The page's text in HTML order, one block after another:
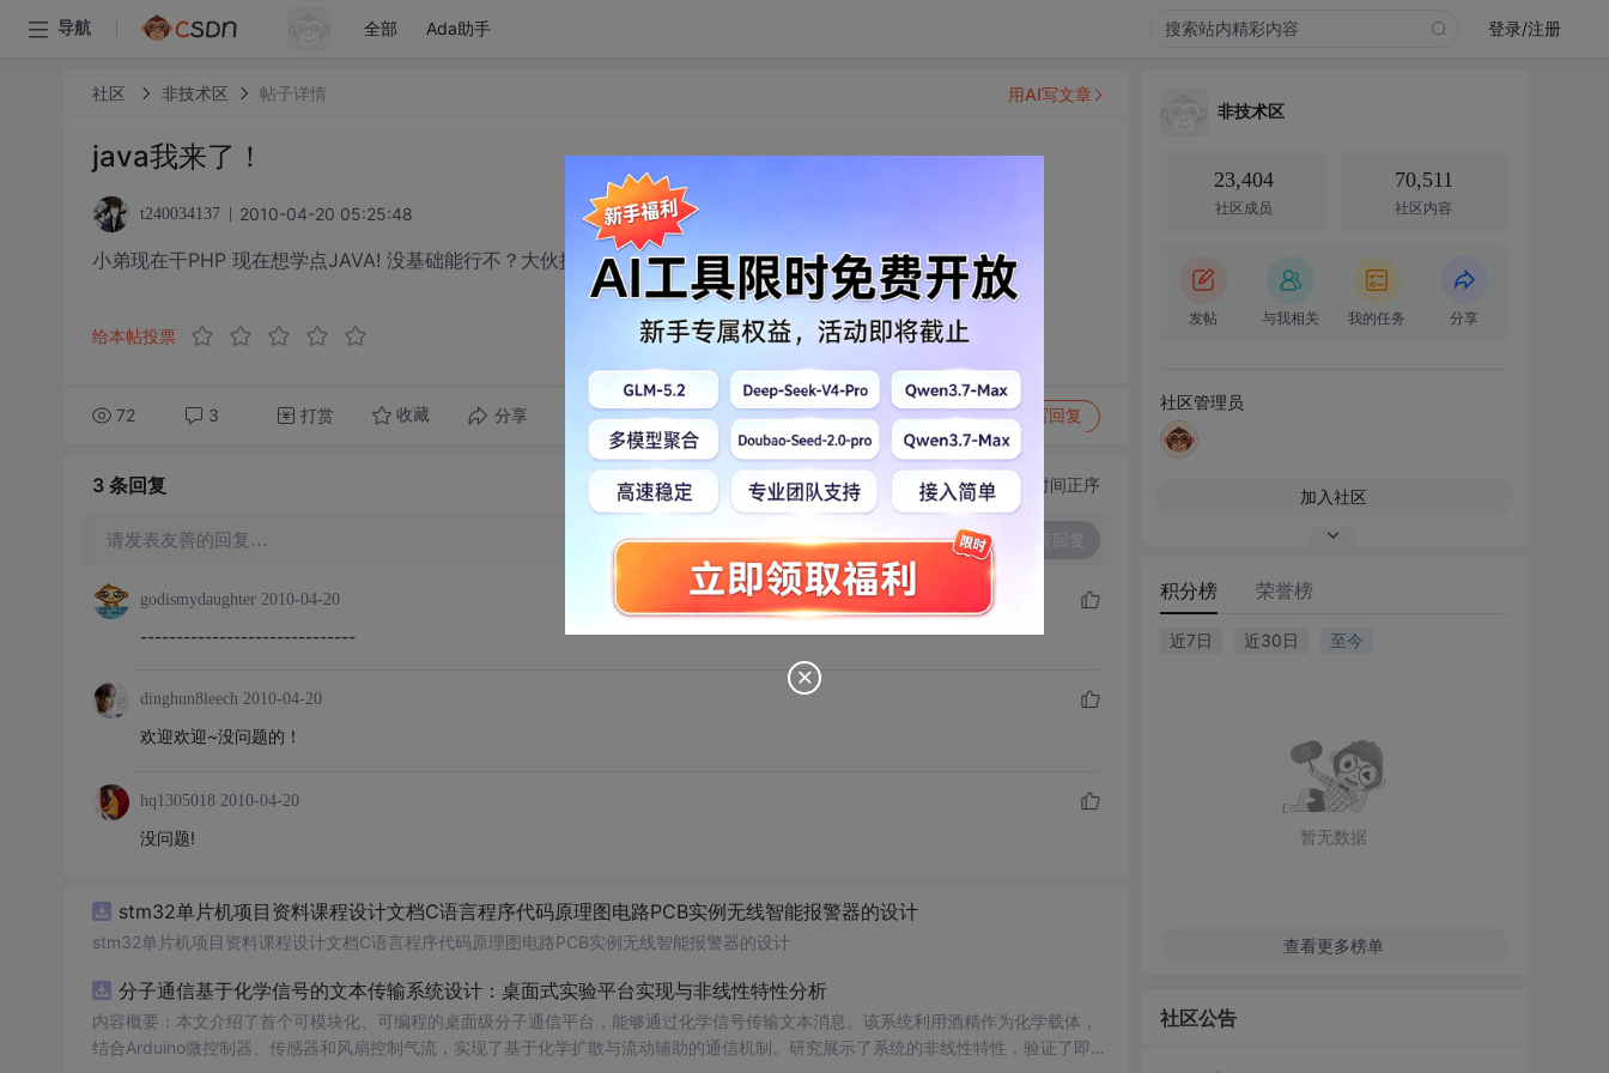
导航 全部 Ada助手 登录/注册
社区 非技术区 帖子详情
java我来了！
t240034137 2010-04-20 05:25:48
小弟现在干PHP 现在想学点JAVA! 没基础能行不？大伙提点意见！
给本帖投票
72 3 打赏 收藏 分享 转发到动态 举报 写回复
用AI写文章
3 条回复 切换为时间正序
请发表友善的回复…
godismydaughter 2010-04-20
------------------------------
dinghun8leech 2010-04-20
欢迎欢迎~没问题的！
hq1305018 2010-04-20
没问题!
stm32单片机项目资料课程设计文档C语言程序代码原理图电路PCB实例无线智能报警器的设计
stm32单片机项目资料课程设计文档C语言程序代码原理图电路PCB实例无线智能报警器的设计
分子通信基于化学信号的文本传输系统设计：桌面式实验平台实现与非线性特性分析
内容概要：本文介绍了首个可模块化、可编程的桌面级分子通信平台，能够通过化学信号传输文本消息。该系统利用酒精作为化学载体，
结合Arduino微控制器、传感器和风扇控制气流，实现了基于化学扩散与流动辅助的通信机制。研究展示了系统的非线性特性，验证了即使
非技术区
23,404
社区成员
70,511
社区内容
发帖 与我相关 我的任务 分享
社区管理员
加入社区
积分榜 荣誉榜
近7日 近30日 至今
暂无数据
查看更多榜单
社区公告